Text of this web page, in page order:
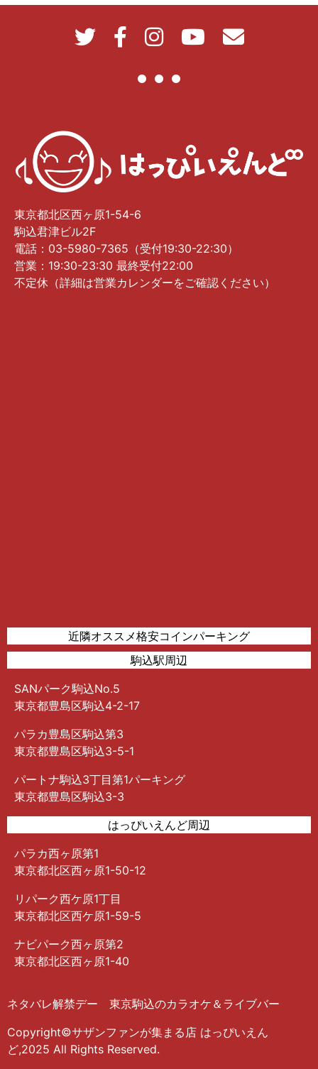
東京都北区西ヶ原1-54-6
駒込君津ビル2F
電話：03-5980-7365（受付19:30-22:30）
営業：19:30-23:30 最終受付22:00
不定休（詳細は営業カレンダーをご確認ください）
近隣オススメ格安コインパーキング
駒込駅周辺
SANパーク駒込No.5
東京都豊島区駒込4-2-17
パラカ豊島区駒込第3
東京都豊島区駒込3-5-1
パートナ駒込3丁目第1パーキング
東京都豊島区駒込3-3
はっぴいえんど周辺
パラカ西ヶ原第1
東京都北区西ヶ原1-50-12
リパーク西ケ原1丁目
東京都北区西ケ原1-59-5
ナビパーク西ヶ原第2
東京都北区西ヶ原1-40
ネタバレ解禁デー 東京駒込のカラオケ＆ライブバー
Copyright©サザンファンが集まる店 はっぴいえん
ど,2025 All Rights Reserved.